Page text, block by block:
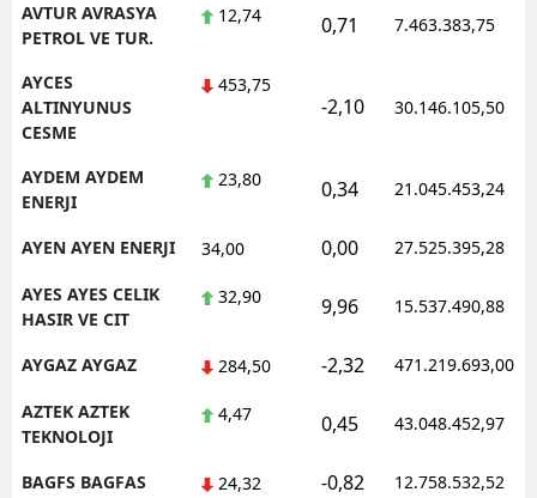
AVTUR AVRASYA
PETROL VE TUR.
12,74 0,71 7.463.383,75
AYCES
ALTINYUNUS
CESME
453,75
-2,10 30.146.105,50
AYDEM AYDEM
ENERJI
23,80 0,34 21.045.453,24
AYEN AYEN ENERJI 34,00 0,00 27.525.395,28
AYES AYES CELIK
HASIR VE CIT
32,90 9,96 15.537.490,88
AYGAZ AYGAZ 284,50 -2,32 471.219.693,00
AZTEK AZTEK
TEKNOLOJI
4,47 0,45 43.048.452,97
BAGFS BAGFAS 24,32 -0,82 12.758.532,52